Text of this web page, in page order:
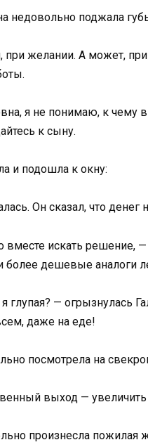
недовольно поджала
желании. А может,
я не понимаю, к чему
к сыну.
и подошла к окну:
Он сказал, что денег
вместе искать решение,
более дешевые аналоги
глупая? — огрызнулась
даже на еде!
посмотрела на
выход —
произнесла пожилая